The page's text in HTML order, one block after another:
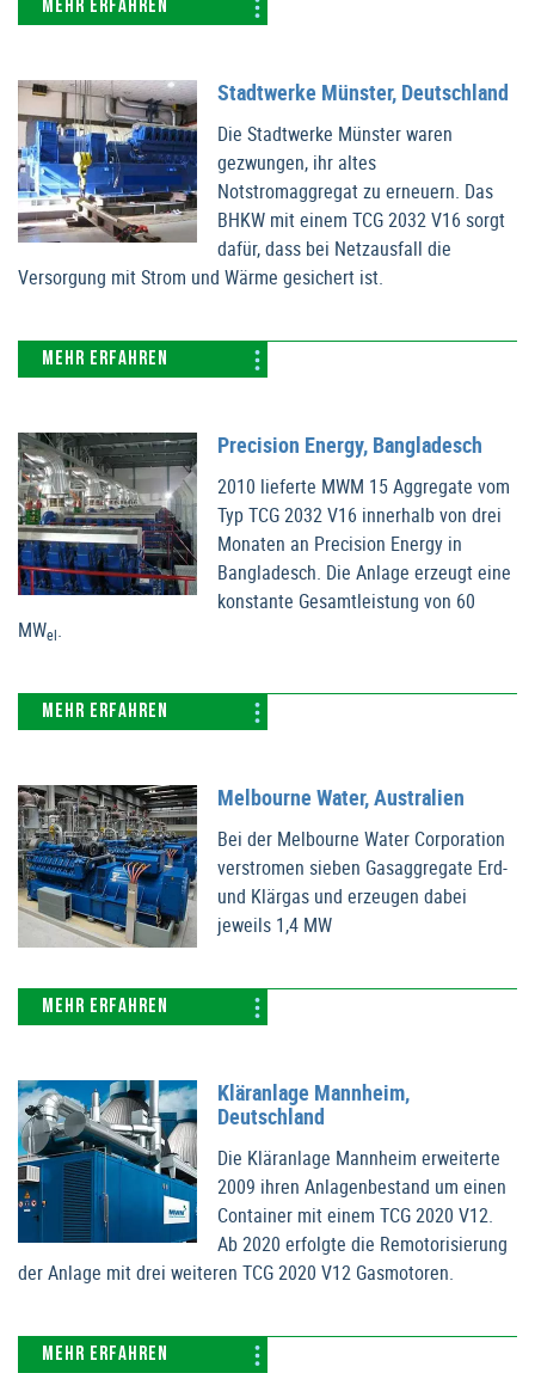
MEHR ERFAHREN
Stadtwerke Münster, Deutschland
Die Stadtwerke Münster waren
gezwungen, ihr altes
Notstromaggregat zu erneuern. Das
BHKW mit einem TCG 2032 V16 sorgt
dafür, dass bei Netzausfall die
Versorgung mit Strom und Wärme gesichert ist.
MEHR ERFAHREN
Precision Energy, Bangladesch
2010 lieferte MWM 15 Aggregate vom
Typ TCG 2032 V16 innerhalb von drei
Monaten an Precision Energy in
Bangladesch. Die Anlage erzeugt eine
konstante Gesamtleistung von 60
MWel.
MEHR ERFAHREN
Melbourne Water, Australien
Bei der Melbourne Water Corporation
verstromen sieben Gasaggregate Erd-
und Klärgas und erzeugen dabei
jeweils 1,4 MW
MEHR ERFAHREN
Kläranlage Mannheim,
Deutschland
Die Kläranlage Mannheim erweiterte
2009 ihren Anlagenbestand um einen
Container mit einem TCG 2020 V12.
Ab 2020 erfolgte die Remotorisierung
der Anlage mit drei weiteren TCG 2020 V12 Gasmotoren.
MEHR ERFAHREN